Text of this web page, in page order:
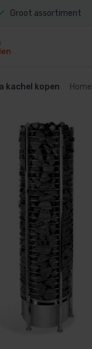
Groot assortiment
kachel kopen Home